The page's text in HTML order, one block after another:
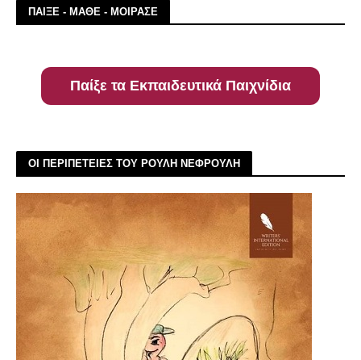
ΠΑΙΞΕ - ΜΑΘΕ - ΜΟΙΡΑΣΕ
Παίξε τα Εκπαιδευτικά Παιχνίδια
ΟΙ ΠΕΡΙΠΕΤΕΙΕΣ ΤΟΥ ΡΟΥΛΗ ΝΕΦΡΟΥΛΗ